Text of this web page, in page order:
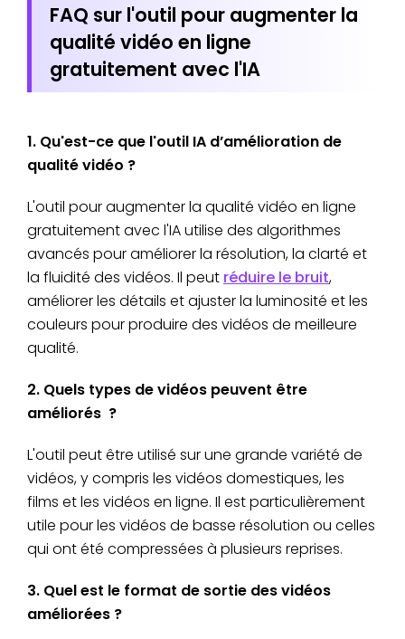
FAQ sur l'outil pour augmenter la
qualité vidéo en ligne
gratuitement avec l'IA
1. Qu'est-ce que l'outil IA d’amélioration de
qualité vidéo ?
L'outil pour augmenter la qualité vidéo en ligne
gratuitement avec l'IA utilise des algorithmes
avancés pour améliorer la résolution, la clarté et
la fluidité des vidéos. Il peut réduire le bruit,
améliorer les détails et ajuster la luminosité et les
couleurs pour produire des vidéos de meilleure
qualité.
2. Quels types de vidéos peuvent être
améliorés ?
L'outil peut être utilisé sur une grande variété de
vidéos, y compris les vidéos domestiques, les
films et les vidéos en ligne. Il est particulièrement
utile pour les vidéos de basse résolution ou celles
qui ont été compressées à plusieurs reprises.
3. Quel est le format de sortie des vidéos
améliorées ?